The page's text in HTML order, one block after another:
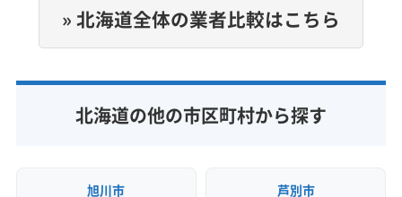
電話番号
090-1223-5940
公式サイトを見る
» 北海道全体の業者比較はこちら
北海道の他の市区町村から探す
旭川市 芦別市